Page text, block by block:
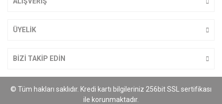
ÜYELİK
BİZİ TAKİP EDİN
© Tüm hakları saklıdır. Kredi kartı bilgileriniz 256bit SSL sertifikası
ile korunmaktadır.